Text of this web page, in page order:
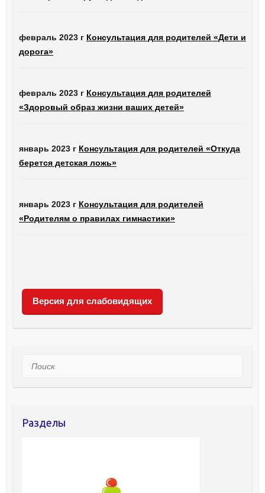
февраль 2023 г Консультация для родителей «Дети и
дорога»
февраль 2023 г Консультация для родителей
«Здоровый образ жизни ваших детей»
январь 2023 г Консультация для родителей «Откуда
берется детская ложь»
январь 2023 г Консультация для родителей
«Родителям о правилах гимнастики»
Версия для слабовидящих
Поиск
Разделы